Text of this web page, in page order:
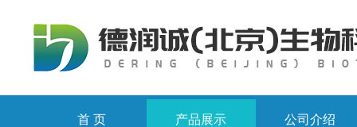
首 页 产品展示 公司介绍